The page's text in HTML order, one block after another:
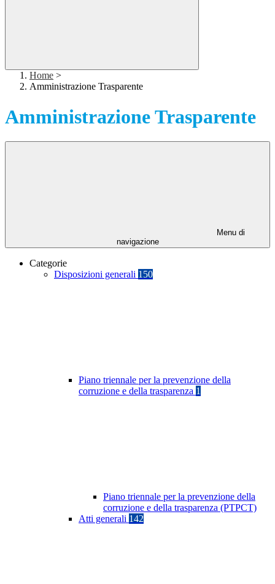
Home >
Amministrazione Trasparente
Amministrazione Trasparente
Menu di
navigazione
Categorie
Disposizioni generali 150
Piano triennale per la prevenzione della
corruzione e della trasparenza 1
Piano triennale per la prevenzione della
corruzione e della trasparenza (PTPCT)
Atti generali 142